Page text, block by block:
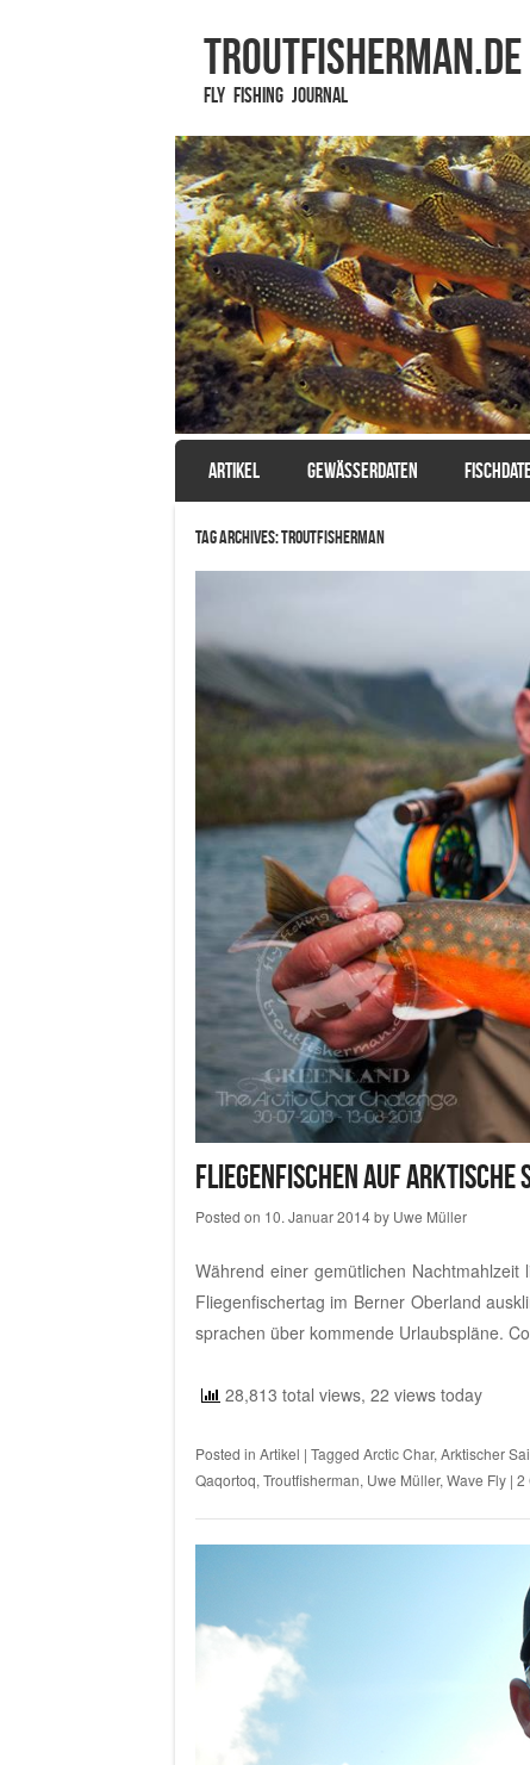
TROUTFISHERMAN.de
Fly Fishing Journal
Menu
SKIP TO CONTENT
ARTIKEL GEWÄSSERDATEN
Tag Archives:Troutfisherman
Fliegenfischen auf Arktische
Posted on 10. Januar 2014by Uwe Müller
Während einer gemütlichen
Fliegenfischertag im Berner Oberland
sprachen über kommende Urlaubspläne.
28,813 total views, 22 views today
Posted in Artikel | Tagged Arctic Char, Arktischer
Qaqortoq, Troutfisherman, Uwe Müller, Wave Fly | 2